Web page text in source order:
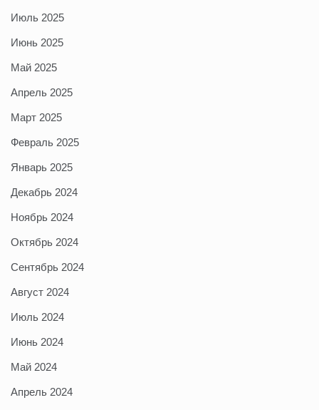
Июль 2025
Июнь 2025
Май 2025
Апрель 2025
Март 2025
Февраль 2025
Январь 2025
Декабрь 2024
Ноябрь 2024
Октябрь 2024
Сентябрь 2024
Август 2024
Июль 2024
Июнь 2024
Май 2024
Апрель 2024